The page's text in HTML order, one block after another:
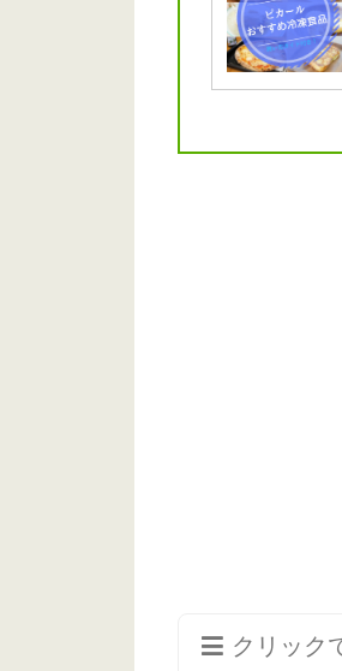
クリック